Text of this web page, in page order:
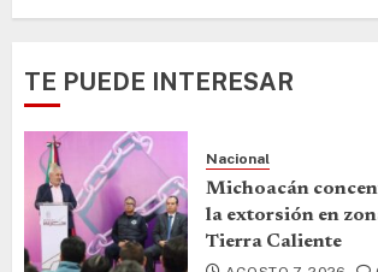
TE PUEDE INTERESAR
Nacional
Michoacán
la extorsión en
Tierra Caliente